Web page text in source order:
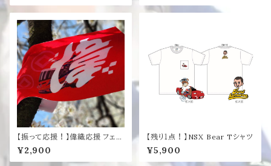
【振って応援！】偉織応援 フェイ
スタオル
¥2,900
【残り１点！】NSX Bear Tシャツ
¥5,900